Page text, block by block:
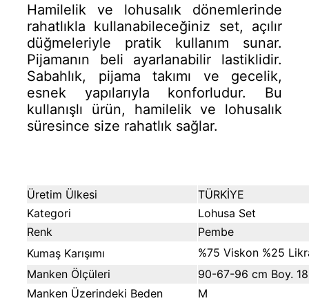
Hamilelik ve lohusalık dönemlerinde
rahatlıkla kullanabileceğiniz set, açılır
düğmeleriyle pratik kullanım sunar.
Pijamanın beli ayarlanabilir lastiklidir.
Sabahlık, pijama takımı ve gecelik,
esnek yapılarıyla konforludur. Bu
kullanışlı ürün, hamilelik ve lohusalık
süresince size rahatlık sağlar.
Üretim Ülkesi
TÜRKİYE
Kategori
Lohusa Set
Renk
Pembe
Kumaş Karışımı
%75 Viskon %25
Manken Ölçüleri
90-67-96 cm Boy.
Manken Üzerindeki Beden
M